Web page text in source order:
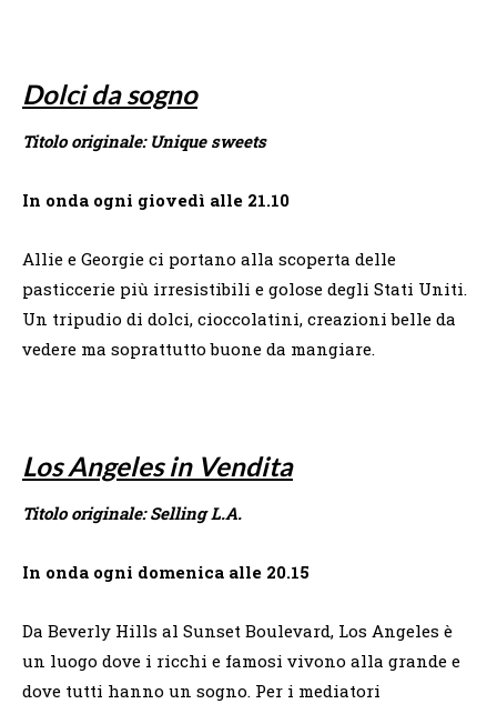
Dolci da sogno
Titolo originale: Unique sweets
In onda ogni giovedì alle 21.10
Allie e Georgie ci portano alla scoperta delle
pasticcerie più irresistibili e golose degli Stati Uniti.
Un tripudio di dolci, cioccolatini, creazioni belle da
vedere ma soprattutto buone da mangiare.
Los Angeles in Vendita
Titolo originale: Selling L.A.
In onda ogni domenica alle 20.15
Da Beverly Hills al Sunset Boulevard, Los Angeles è
un luogo dove i ricchi e famosi vivono alla grande e
dove tutti hanno un sogno. Per i mediatori